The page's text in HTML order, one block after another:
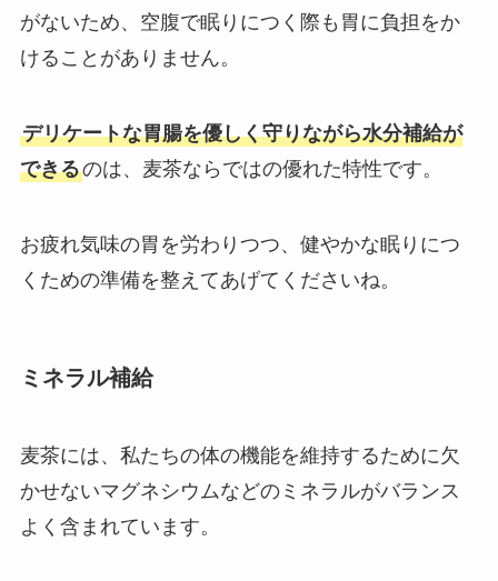
がないため、空腹で眠りにつく際も胃に負担をか
けることがありません。
デリケートな胃腸を優しく守りながら水分補給が
できるのは、麦茶ならではの優れた特性です。
お疲れ気味の胃を労わりつつ、健やかな眠りにつ
くための準備を整えてあげてくださいね。
ミネラル補給
麦茶には、私たちの体の機能を維持するために欠
かせないマグネシウムなどのミネラルがバランス
よく含まれています。